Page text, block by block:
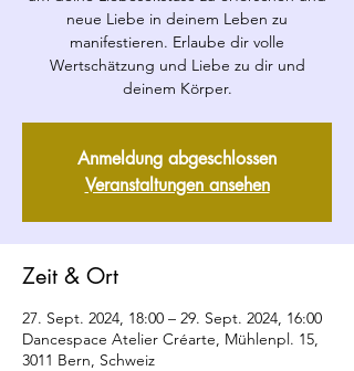
neue Liebe in deinem Leben zu
manifestieren. Erlaube dir volle
Wertschätzung und Liebe zu dir und
deinem Körper.
Anmeldung abgeschlossen
Veranstaltungen ansehen
Zeit & Ort
27. Sept. 2024, 18:00 – 29. Sept. 2024, 16:00
Dancespace Atelier Créarte, Mühlenpl. 15,
3011 Bern, Schweiz